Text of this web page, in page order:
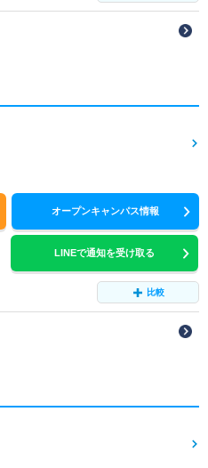
オープンキャンパス情報
LINEで通知を受け取る
比較